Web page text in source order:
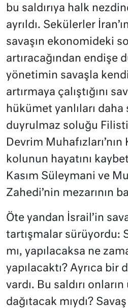
bu saldırıya halk
ayrıldı. Sekülerler
savaşın ekonomideki
artıracağından endişe
yönetimin savaşla kendi
artırmaya çalıştığını
hükümet yanlıları daha
duyrulmaz soluğu
Devrim
kolunun hayatını
Kasım Süleymani ve
Zahedi’nin mezarının
Öte yandan İsrail’in
tartışmalar sürüyordu:
mı, yapılacaksa ne
yapılacaktı? Ayrıca bir
vardı. Bu saldırı
dağıtacak mıydı?